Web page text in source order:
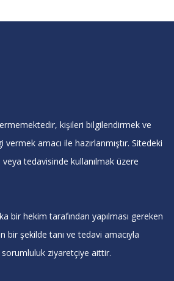
kişileri bilgilendirmek ve
vermek amacı ile hazırlanmıştır. Sitedeki
veya tedavisinde kullanılmak üzere
bir hekim tarafından yapılması gereken
bir şekilde tanı ve tedavi amacıyla
sorumluluk ziyaretçiye aittir.